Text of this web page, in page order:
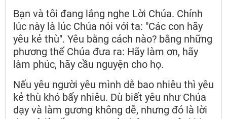
Bạn và tôi đang lắng nghe Lời Chúa. Chính
lúc này là lúc Chúa nói với ta: "Các con hãy
yêu kẻ thù". Yêu bằng cách nào? bằng những
phương thế Chúa đưa ra: Hãy làm ơn, hãy
làm phúc, hãy cầu nguyện cho họ.
Nếu yêu người yêu mình dễ bao nhiêu thì yêu
kẻ thù khó bấy nhiêu. Dù biết yêu như Chúa
dạy và làm gương không dễ, nhưng đó là lời